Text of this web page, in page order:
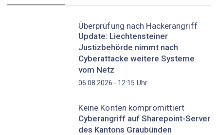
Überprüfung nach Hackerangriff
Update: Liechtensteiner
Justizbehörde nimmt nach
Cyberattacke weitere Systeme
vom Netz
06.08.2026 - 12:15 Uhr
Keine Konten kompromittiert
Cyberangriff auf Sharepoint-Server
des Kantons Graubünden